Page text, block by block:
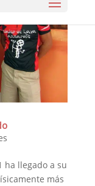
ha llegado a su
más